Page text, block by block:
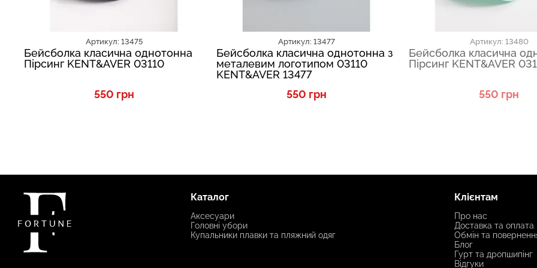
Артикул: 13475
Бейсболка класична однотонна
Пірсинг KENT&AVER 03110
550 грн
Артикул: 13477
Бейсболка класична однотонна з
металевим логотипом 03110
KENT&AVER 13477
550 грн
Артикул: 13480
Бейсболка класична
Пірсинг KENT&AVER
550 грн
Каталог
Аксесуари
Головні убори
Купальники плавки та пляжний одяг
Клієнтам
Про нас
Доставка та оплата
Обмін та
Блог
Гурт та дропшипінг
Відгуки